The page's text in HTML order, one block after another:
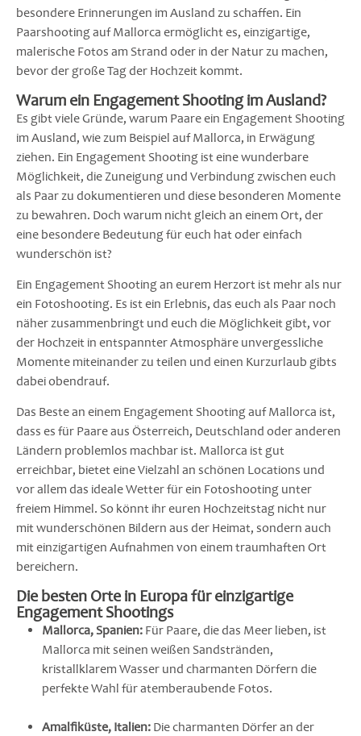
besondere Erinnerungen im Ausland zu schaffen. Ein
Paarshooting auf Mallorca ermöglicht es, einzigartige,
malerische Fotos am Strand oder in der Natur zu machen,
bevor der große Tag der Hochzeit kommt.
Warum ein Engagement Shooting im Ausland?
Es gibt viele Gründe, warum Paare ein Engagement Shooting
im Ausland, wie zum Beispiel auf Mallorca, in Erwägung
ziehen. Ein Engagement Shooting ist eine wunderbare
Möglichkeit, die Zuneigung und Verbindung zwischen euch
als Paar zu dokumentieren und diese besonderen Momente
zu bewahren. Doch warum nicht gleich an einem Ort, der
eine besondere Bedeutung für euch hat oder einfach
wunderschön ist?
Ein Engagement Shooting an eurem Herzort ist mehr als nur
ein Fotoshooting. Es ist ein Erlebnis, das euch als Paar noch
näher zusammenbringt und euch die Möglichkeit gibt, vor
der Hochzeit in entspannter Atmosphäre unvergessliche
Momente miteinander zu teilen und einen Kurzurlaub gibts
dabei obendrauf.
Das Beste an einem Engagement Shooting auf Mallorca ist,
dass es für Paare aus Österreich, Deutschland oder anderen
Ländern problemlos machbar ist. Mallorca ist gut
erreichbar, bietet eine Vielzahl an schönen Locations und
vor allem das ideale Wetter für ein Fotoshooting unter
freiem Himmel. So könnt ihr euren Hochzeitstag nicht nur
mit wunderschönen Bildern aus der Heimat, sondern auch
mit einzigartigen Aufnahmen von einem traumhaften Ort
bereichern.
Die besten Orte in Europa für einzigartige
Engagement Shootings
Mallorca, Spanien: Für Paare, die das Meer lieben, ist
Mallorca mit seinen weißen Sandstränden,
kristallklarem Wasser und charmanten Dörfern die
perfekte Wahl für atemberaubende Fotos.
Amalfiküste, Italien: Die charmanten Dörfer an der